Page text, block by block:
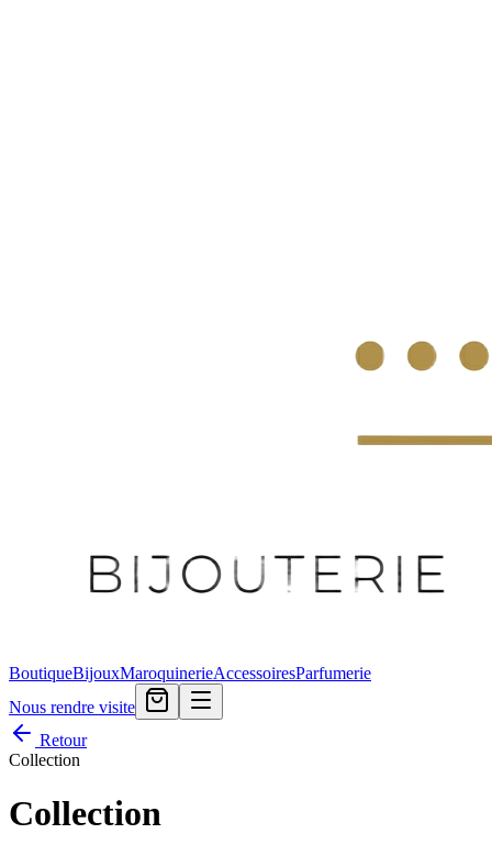
BoutiqueBijouxMaroquinerieAccessoiresParfumerie
Nous rendre visite
Retour
Collection
Collection